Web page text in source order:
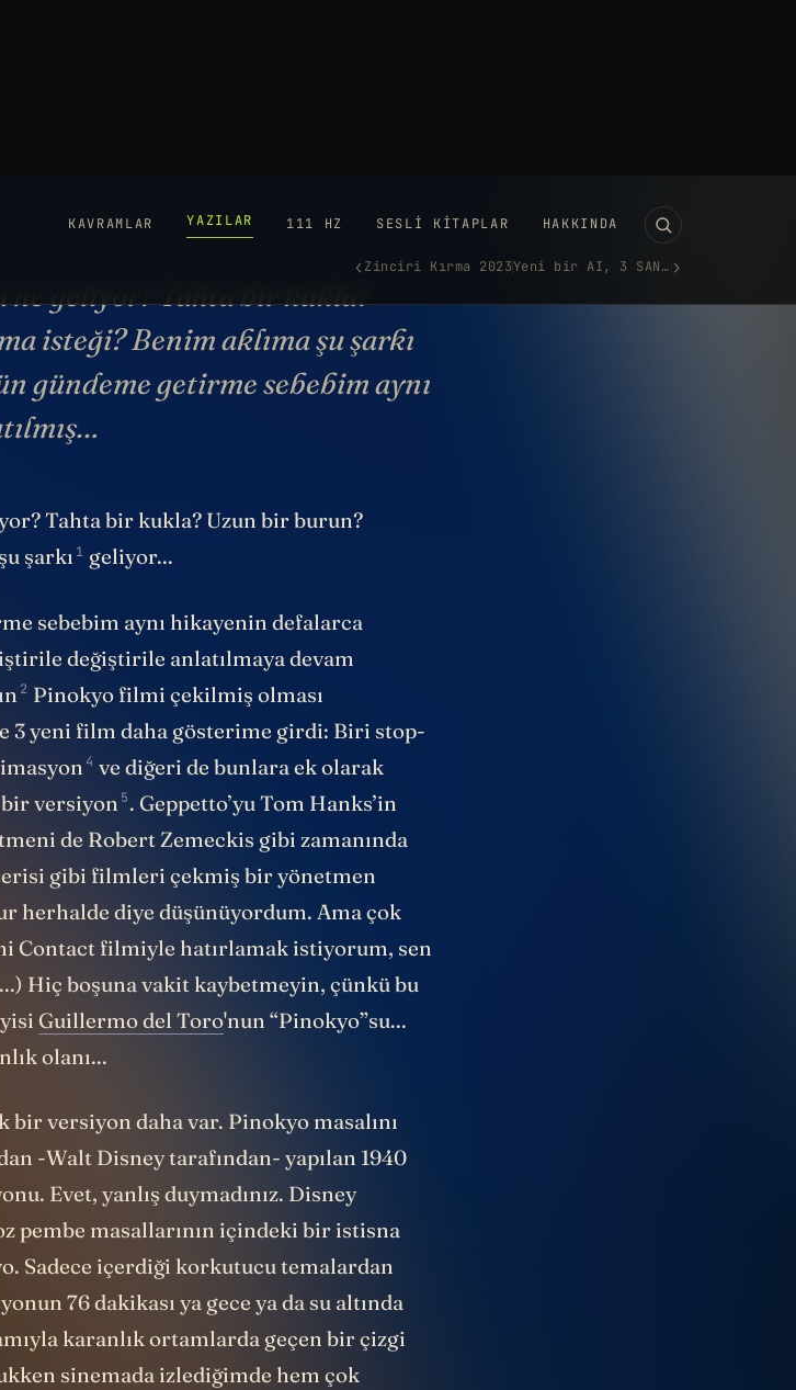
isteği? Benim aklıma şu şarkı
gündeme getirme sebebim aynı
Tahta bir kukla? Uzun bir burun?
şu şarkı 1 geliyor...
sebebim aynı hikayenin defalarca
değiştirile anlatılmaya devam
2 Pinokyo filmi çekilmiş olması
3 yeni film daha gösterime girdi: Biri stop-
4 ve diğeri de bunlara ek olarak
birversiyon 5
. Geppetto’yu Tom Hanks’in
de Robert Zemeckis gibi zamanında
gibi filmleri çekmiş bir yönetmen
herhalde diye düşünüyordum. Ama çok
Contact filmiyle hatırlamak istiyorum, sen
Hiç boşuna vakit kaybetmeyin, çünkü bu
Guillermo del Toro'nun “Pinokyo”su...
olanı...
bir versiyon daha var. Pinokyo masalını
-Walt Disney tarafından- yapılan 1940
Evet, yanlış duymadınız. Disney
pembe masallarının içindeki bir istisna
Sadece içerdiği korkutucu temalardan
76 dakikası ya gece ya da su altında
karanlık ortamlarda geçen bir çizgi
sinemada izlediğimde hem çok